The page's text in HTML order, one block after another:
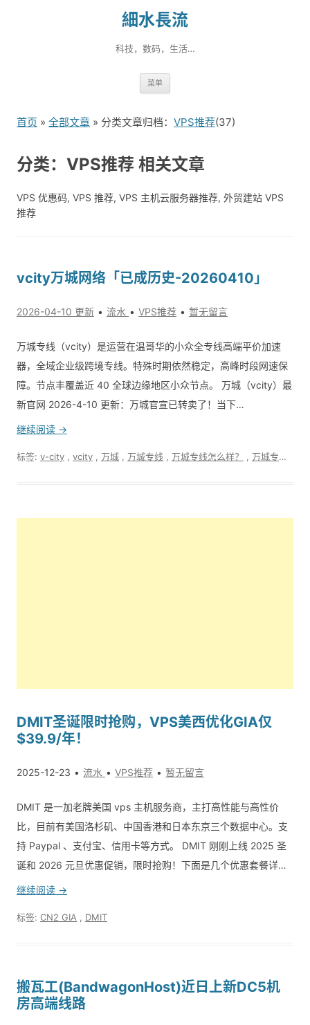
細水長流
科技，数码，生活…
菜单
到
首页 » 全部文章 » 分类文章归档： VPS推荐(37)
分类：VPS推荐 相关文章
VPS 优惠码, VPS 推荐, VPS 主机云服务器推荐, 外贸建站 VPS
推荐
vcity万城网络「已成历史-20260410」
2026-04-10 更新 流水 VPS推荐 暂无留言
万城专线（vcity）是运营在温哥华的小众全专线高端平价加速
器，全域企业级跨境专线。特殊时期依然稳定，高峰时段网速保
障。节点丰覆盖近 40 全球边缘地区小众节点。 万城（vcity）最
新官网 2026-4-10 更新：万城官宣已转卖了！当下…
继续阅读 →
标签: v-city vcity 万城 万城专线 万城专线怎么样？ 万城专线最新官网
DMIT圣诞限时抢购，VPS美西优化GIA仅
$39.9/年！
2025-12-23 流水 VPS推荐 暂无留言
DMIT 是一加老牌美国 vps 主机服务商，主打高性能与高性价
比，目前有美国洛杉矶、中国香港和日本东京三个数据中心。支
持 Paypal 、支付宝、信用卡等方式。 DMIT 刚刚上线 2025 圣
诞和 2026 元旦优惠促销，限时抢购！下面是几个优惠套餐详…
继续阅读 →
标签: CN2 GIA DMIT
搬瓦工(BandwagonHost)近日上新DC5机
房高端线路